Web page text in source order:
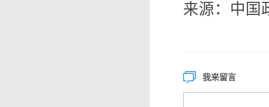
来源：中国
我来留言